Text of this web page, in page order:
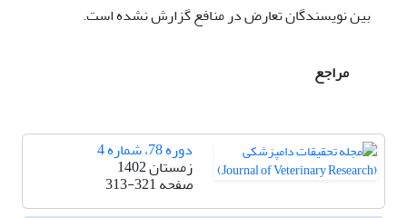
بین نویسندگان تعارض در منافع گزارش نشده است.
مراجع
دوره 78، شماره 4
زمستان 1402
صفحه313-321